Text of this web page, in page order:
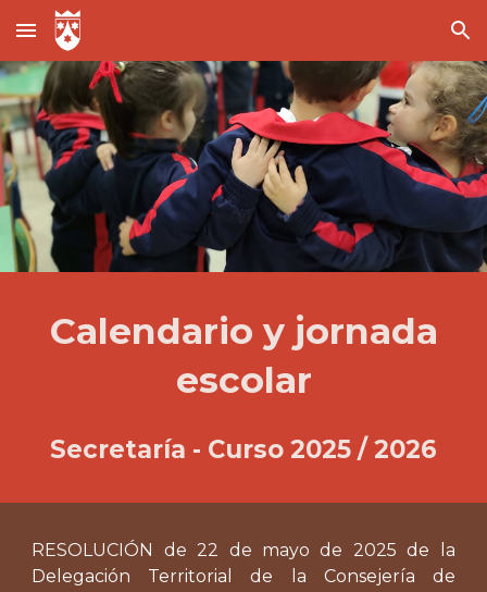
Skip to main content Skip to navigation
Calendario y jornada
escolar
Secretaría - Curso 2025 / 2026
RESOLUCIÓN de 22 de mayo de 2025 de la
Delegación Territorial de la Consejería de